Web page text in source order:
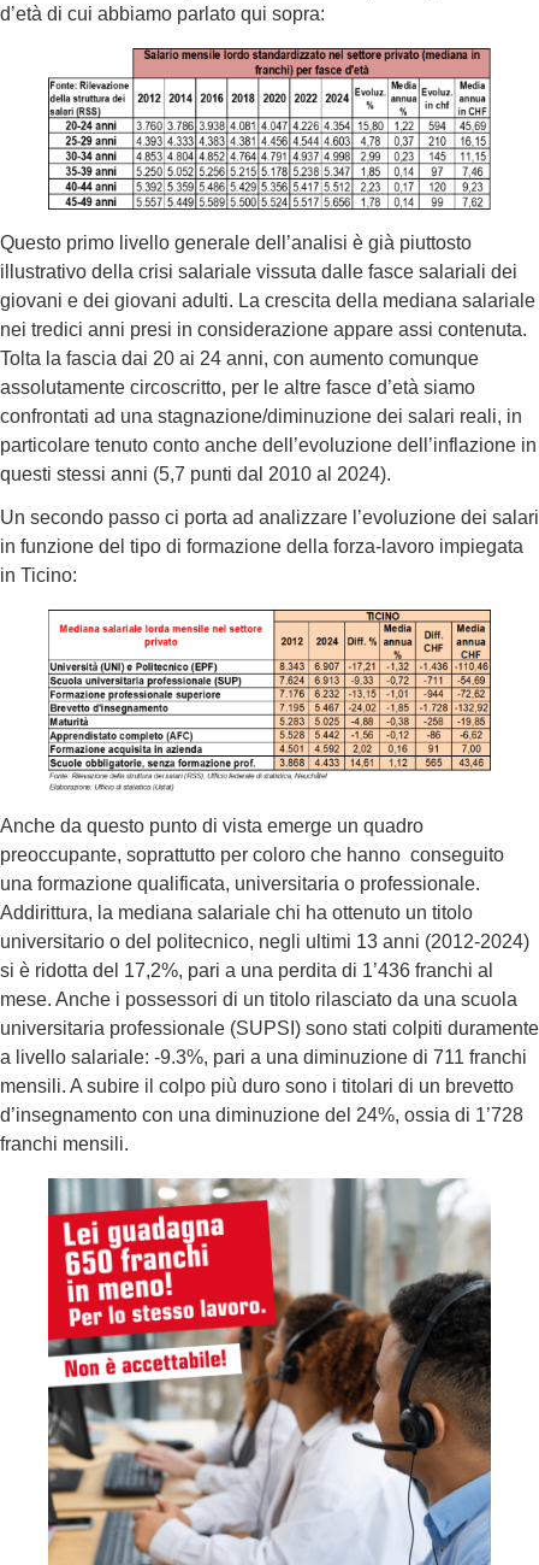
d’età di cui abbiamo parlato qui sopra:
Questo primo livello generale dell’analisi è già piuttosto
illustrativo della crisi salariale vissuta dalle fasce salariali dei
giovani e dei giovani adulti. La crescita della mediana salariale
nei tredici anni presi in considerazione appare assi contenuta.
Tolta la fascia dai 20 ai 24 anni, con aumento comunque
assolutamente circoscritto, per le altre fasce d’età siamo
confrontati ad una stagnazione/diminuzione dei salari reali, in
particolare tenuto conto anche dell’evoluzione dell’inflazione in
questi stessi anni (5,7 punti dal 2010 al 2024).
Un secondo passo ci porta ad analizzare l’evoluzione dei salari
in funzione del tipo di formazione della forza-lavoro impiegata
in Ticino:
Anche da questo punto di vista emerge un quadro
preoccupante, soprattutto per coloro che hanno conseguito
una formazione qualificata, universitaria o professionale.
Addirittura, la mediana salariale chi ha ottenuto un titolo
universitario o del politecnico, negli ultimi 13 anni (2012-2024)
si è ridotta del 17,2%, pari a una perdita di 1’436 franchi al
mese. Anche i possessori di un titolo rilasciato da una scuola
universitaria professionale (SUPSI) sono stati colpiti duramente
a livello salariale: -9.3%, pari a una diminuzione di 711 franchi
mensili. A subire il colpo più duro sono i titolari di un brevetto
d’insegnamento con una diminuzione del 24%, ossia di 1’728
franchi mensili.